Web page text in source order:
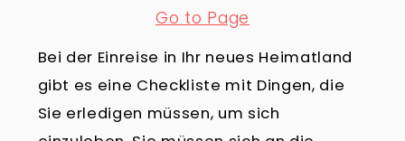
Go to Page
Bei der Einreise in Ihr neues Heimatland
gibt es eine Checkliste mit Dingen, die
Sie erledigen müssen, um sich